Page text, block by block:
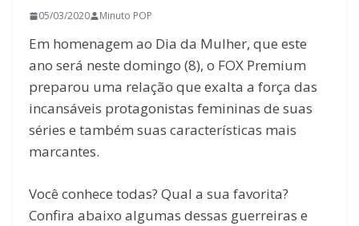
05/03/2020 Minuto POP
Em homenagem ao Dia da Mulher, que este
ano será neste domingo (8), o FOX Premium
preparou uma relação que exalta a força das
incansáveis protagonistas femininas de suas
séries e também suas características mais
marcantes.
Você conhece todas? Qual a sua favorita?
Confira abaixo algumas dessas guerreiras e